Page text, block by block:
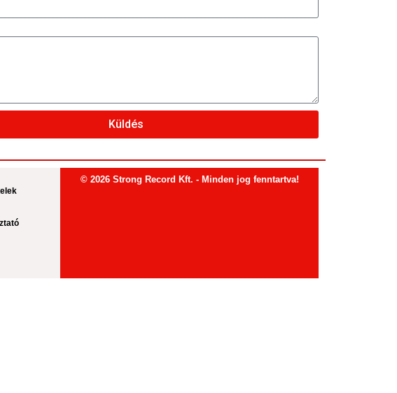
Küldés
© 2026 Strong Record Kft. - Minden jog fenntartva!